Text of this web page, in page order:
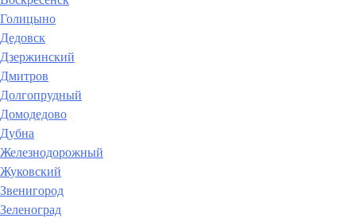
Голицыно
Дедовск
Дзержинский
Дмитров
Долгопрудный
Домодедово
Дубна
Железнодорожный
Жуковский
Звенигород
Зеленоград